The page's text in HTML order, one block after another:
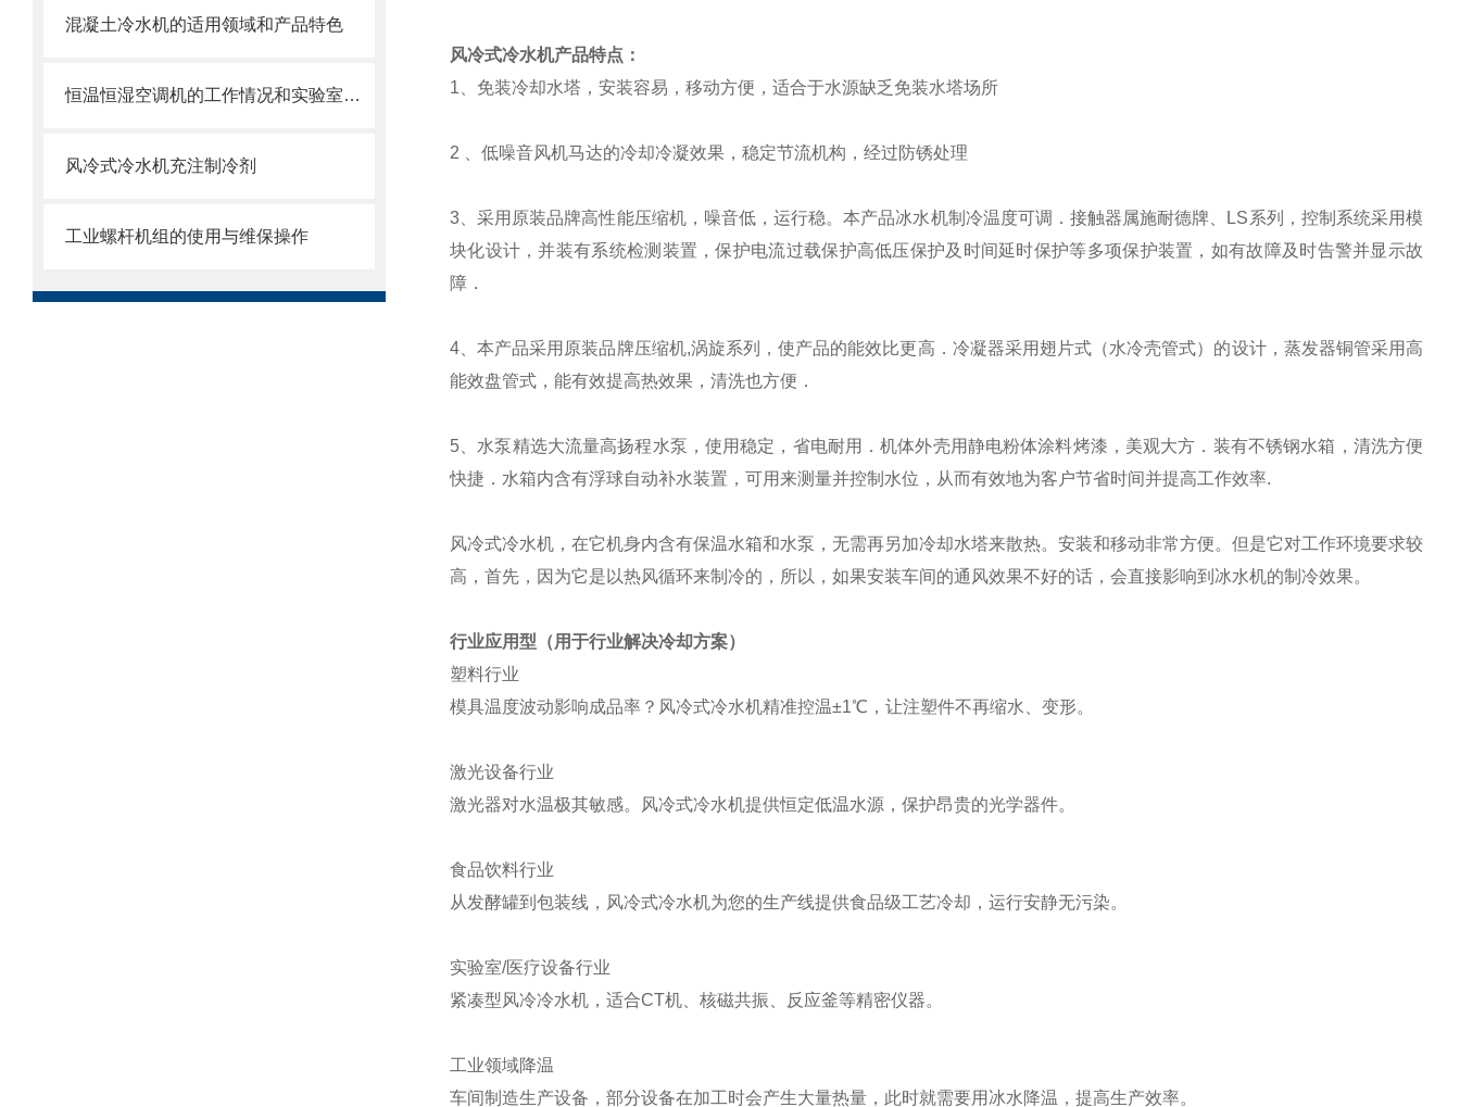
混凝土冷水机的适用领域和产品特色
恒温恒湿空调机的工作情况和实验室温湿度控制环节
风冷式冷水机充注制冷剂
工业螺杆机组的使用与维保操作
风冷式冷水机产品特点：
1、免装冷却水塔，安装容易，移动方便，适合于水源缺乏免装水塔场所
2 、低噪音风机马达的冷却冷凝效果，稳定节流机构， 经过防锈处理
3、采用 原装品牌高性能压缩机，噪音低，运行稳。本产品冰水机制冷温度可调．接触器属施耐德牌、 LS系列，控制系统采用模
块化设计，并装有系统检测装置，保护电流过载保护高低压保护及时间延时保护等多项保护装置，如有故障及时告警并显示故
障．
4、本产品采用原装品牌压缩机,涡旋系列，使产品的能效比更高．冷凝器采用翅片式（水冷壳管式） 的设计，蒸发器铜管采用高
能效盘管式 ，能有效提高热效果，清洗也方便．
5、水泵精选大流量高扬程水泵，使用稳定 ，省电耐用．机体外壳用静电粉体涂料烤漆，美观大方．装有不锈钢水箱，清洗方便
快捷．水箱内含有浮球自动补水装置，可用来测量并控制水位，从而有效地为客户节省时间并提高工作效率.
风冷式冷水机，在它机身内含有保温水箱和水泵，无需再另加冷却水塔来散热。安装和移动非常方便。但是它对工作环境要求较
高，首先，因为它是以热风循环来制冷的，所以，如果安装车间的通风效果不好的话，会直接影响到 冰水机的制冷效果。
行业应用型（用于行业解决冷却方案）
塑料行业
模具温度波动影响成品率？风冷式冷水机精准控温±1℃，让注塑件不再缩水、变形。
激光设备行业
激光器对水温极其敏感。风冷式冷水机提供恒定低温水源，保护昂贵的光学器件。
食品饮料行业
从发酵罐到包装线，风冷式冷水机为您的生产线提供食品级工艺冷却，运行安静无污染。
实验室/医疗设备行业
紧凑型风冷冷水机，适合CT机、核磁共振、反应釜等精密仪器。
工业领域降温
车间制造生产设备，部分设备在加工时会产生大量热量，此时就需要用冰水降温，提高生产效率。